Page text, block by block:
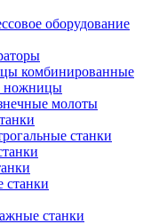
оборудование
комбинированные
ножницы
молоты
станки
станки
станки